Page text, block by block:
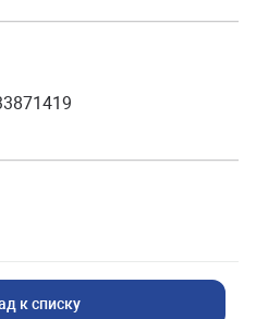
к списку